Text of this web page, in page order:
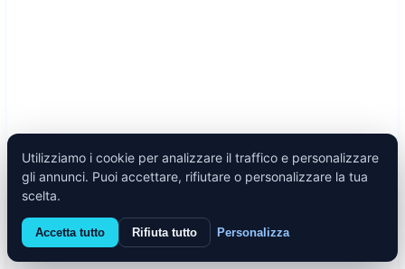
Utilizziamo i cookie per analizzare il traffico e personalizzare
gli annunci. Puoi accettare, rifiutare o personalizzare la tua
scelta.
Accetta tutto Rifiuta tutto Personalizza